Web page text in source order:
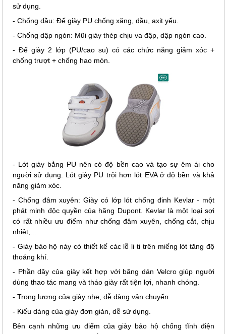
sử dụng.
- Chống dầu: Đế giày PU chống xăng, dầu, axit yếu.
- Chống dập ngón: Mũi giày thép chịu va đập, dập ngón cao.
- Đế giày 2 lớp (PU/cao su) có các chức năng giảm xóc +
chống trượt + chống hao mòn.
- Lót giày bằng PU nên có độ bền cao và tạo sự êm ái cho
người sử dụng. Lót giày PU trội hơn lót EVA ở độ bền và khả
năng giảm xóc.
- Chống đâm xuyên: Giày có lớp lót chống đinh Kevlar - một
phát minh độc quyền của hãng Dupont. Kevlar là một loại sợi
có rất nhiều ưu điểm như chống đâm xuyên, chống cắt, chịu
nhiệt,...
- Giày bảo hộ này có thiết kế các lỗ li ti trên miếng lót tăng độ
thoáng khí.
- Phần dây của giày kết hợp với băng dán Velcro giúp người
dùng thao tác mang và tháo giày rất tiện lợi, nhanh chóng.
- Trọng lượng của giày nhẹ, dễ dàng vận chuyển.
- Kiểu dáng của giày đơn giản, dễ sử dụng.
Bên cạnh những ưu điểm của giày bảo hộ chống tĩnh điện